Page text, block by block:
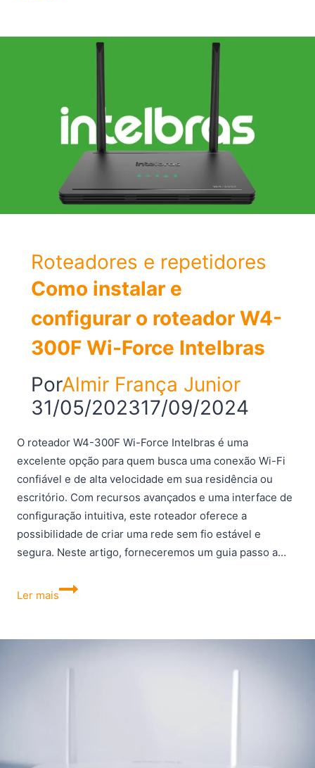
Nintendo
navegar
em
seu
console
Roteadores e repetidores
Como instalar e
configurar o roteador W4-
300F Wi-Force Intelbras
PorAlmir França Junior
31/05/202317/09/2024
O roteador W4-300F Wi-Force Intelbras é uma
excelente opção para quem busca uma conexão Wi-Fi
confiável e de alta velocidade em sua residência ou
escritório. Com recursos avançados e uma interface de
configuração intuitiva, este roteador oferece a
possibilidade de criar uma rede sem fio estável e
segura. Neste artigo, forneceremos um guia passo a…
Ler mais
Como
configurar